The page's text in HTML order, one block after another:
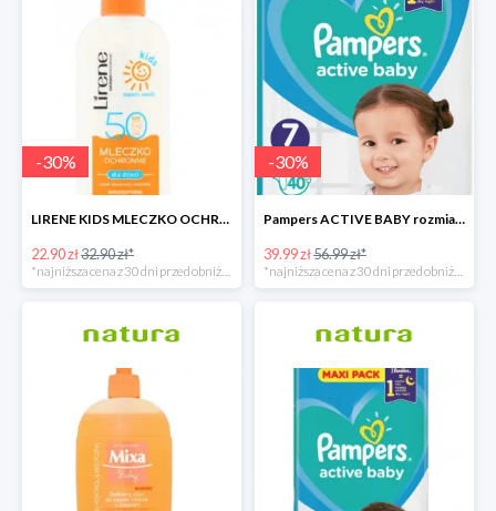
-30%
LIRENE KIDS MLECZKO OCHRONNE DLA DZIECI SPF 50
22.90 zł32.90 zł*
*najniższa cena z 30 dni przed obniżką
-30%
Pampers ACTIVE BABY rozmiar 7 - 17zł
39.99 zł56.99 zł*
*najniższa cena z 30 dni przed obniżką